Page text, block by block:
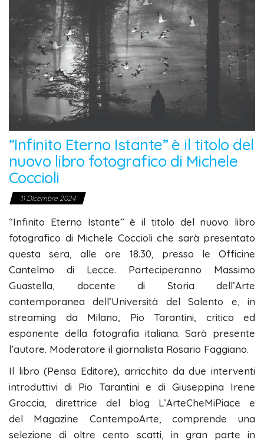
“Infinito Eterno Istante” è il titolo del
nuovo libro fotografico di Michele
Coccioli
11 Dicembre 2024
“Infinito Eterno Istante” è il titolo del nuovo libro
fotografico di Michele Coccioli che sarà presentato
questa sera, alle ore 18.30, presso le Officine
Cantelmo di Lecce. Parteciperanno Massimo
Guastella, docente di Storia dell’Arte
contemporanea dell’Università del Salento e, in
streaming da Milano, Pio Tarantini, critico ed
esponente della fotografia italiana. Sarà presente
l’autore. Moderatore il giornalista Rosario Faggiano.
Il libro (Pensa Editore), arricchito da due interventi
introduttivi di Pio Tarantini e di Giuseppina Irene
Groccia, direttrice del blog L’ArteCheMiPiace e
del Magazine ContempoArte, comprende una
selezione di oltre cento scatti, in gran parte in